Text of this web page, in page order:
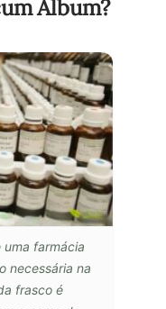
Album?
farmácia
necessária na
frasco é